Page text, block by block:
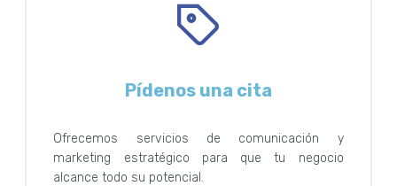
Pídenos una cita
Ofrecemos servicios de comunicación y
marketing estratégico para que tu negocio
alcance todo su potencial.